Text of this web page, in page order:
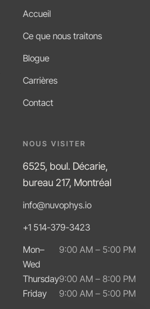
Accueil
Ce que nous traitons
Blogue
Carrières
Contact
NOUS VISITER
6525, boul. Décarie,
bureau 217, Montréal
info@nuvophys.io
+1 514-379-3423
Mon–
Wed
9:00 AM – 5:00 PM
Thursday9:00 AM – 8:00 PM
Friday
9:00 AM – 5:00 PM